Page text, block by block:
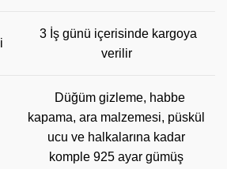
3 İş günü içerisinde kargoya
verilir
Düğüm gizleme, habbe
kapama, ara malzemesi, püskül
ucu ve halkalarına kadar
komple 925 ayar gümüş